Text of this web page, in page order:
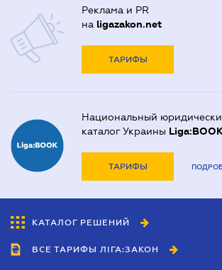
Реклама и PR
на ligazakon.net
ТАРИФЫ
Национальный
каталог Украины Liga:BOOK
ТАРИФЫ
КАТАЛОГ РЕШЕНИЙ
ВСЕ ТАРИФЫ ЛІГА:ЗАКОН